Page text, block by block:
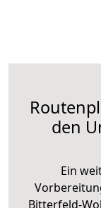
den
Ein
Bitterfeld-